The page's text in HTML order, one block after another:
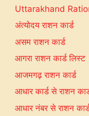
Uttarakhand
अंत्योदय राशन कार्ड
असम राशन कार्ड
आगरा राशन कार्ड लिस्ट
आजमगढ़ राशन कार्ड
आधार कार्ड से राशन
आधार नंबर से राशन